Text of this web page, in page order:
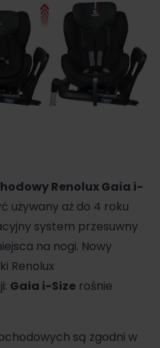
Renolux Gaia i-
używany aż do 4 roku
system przesuwny
na nogi. Nowy
Renolux
Gaia i-Size rośnie
są zgodni w